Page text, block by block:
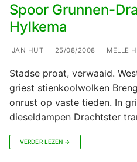
Spoor Grunnen-
Hylkema
JAN HUT 25/08/2008 MELLE
Stadse proat, verwaaid.
griest stienkoolwolken
onrust op vaste tieden. In
dieseldampen Drachtster
VERDER LEZEN →